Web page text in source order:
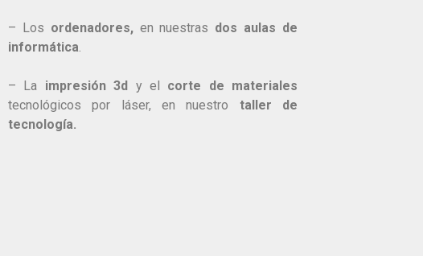
– Los ordenadores,en nuestras dos aulas de
informática.
– La impresión 3d y el corte de materiales
tecnológicos por láser, en nuestro taller de
tecnología.